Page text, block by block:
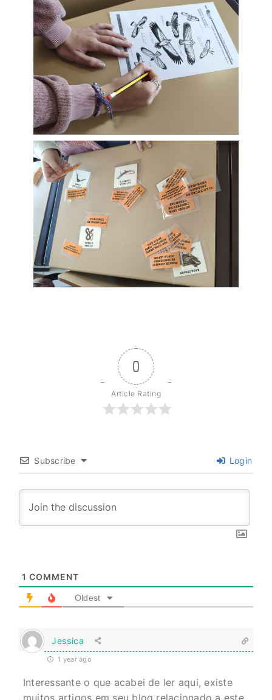
0
Article Rating
Subscribe Login
1 COMMENT
Oldest
Jessica
1 year ago
Interessante o que acabei de ler aqui, existe
muitos artigos em seu blog relacionado a este